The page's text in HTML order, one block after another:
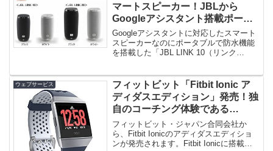
マートスピーカー！JBLから
Googleアシスタント搭載ポータ
ブルスマートスピーカー「JBL
LINK 20/10」発売！
Googleアシスタントに対応したスマート
スピーカーなのにポータブルで防水機能
を搭載した「JBL LINK 10（リンク
ウェブサービス
フィットビット「Fitbit Ionic ア
ディダスエディション」発売！独
自のコーチング体験である
adidas Trainを搭載！
フィットビット・ジャパン合同会社か
ら、Fitbit Ionicのアディダスエディショ
ンが発売されます。Fitbit Ionicに搭載さ